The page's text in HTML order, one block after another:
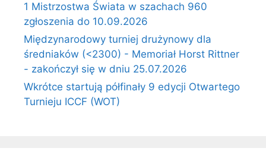
1 Mistrzostwa Świata w szachach 960
zgłoszenia do 10.09.2026
Międzynarodowy turniej drużynowy dla
średniaków (<2300) - Memoriał Horst Rittner
- zakończył się w dniu 25.07.2026
Wkrótce startują półfinały 9 edycji Otwartego
Turnieju ICCF (WOT)